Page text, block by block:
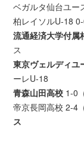
ベガルタ仙台ユ
柏レイソルU-18
流通経済大学付属
ス
東京ヴェルディユ
ーレU-18
青森山田高校 1-0
帝京長岡高校 2-4
ス